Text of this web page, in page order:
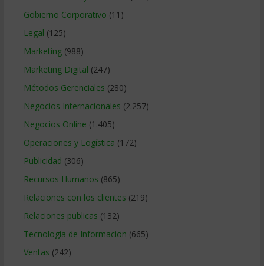
Gobierno Corporativo (11)
Legal (125)
Marketing(988)
Marketing Digital (247)
Métodos Gerenciales (280)
Negocios Internacionales (2.257)
Negocios Online (1.405)
Operaciones y Logística (172)
Publicidad (306)
Recursos Humanos (865)
Relaciones con los clientes (219)
Relaciones publicas (132)
Tecnologia de Informacion (665)
Ventas (242)